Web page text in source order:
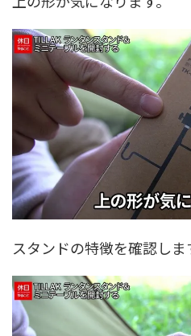
スタンドの特徴を確認しま